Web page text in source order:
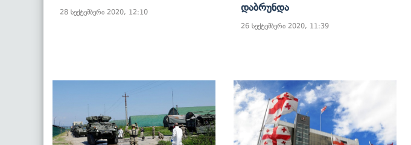
28 სექტემბერი 2020, 12:10
Დაბრუნდა
26 სექტემბერი 2020, 11:39